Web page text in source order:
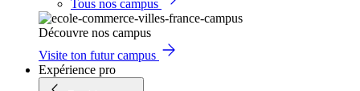
Tous nos campus
Découvre nos campus
Visite ton futur campus
Expérience pro